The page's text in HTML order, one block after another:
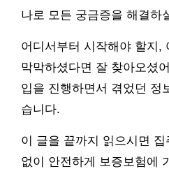
나로 모든 궁금증을 해결하
어디서부터 시작해야 할지,
막막하셨다면 잘 찾아오셨
입을 진행하면서 겪었던 정
습니다.
이 글을 끝까지 읽으시면
없이 안전하게 보증보험에